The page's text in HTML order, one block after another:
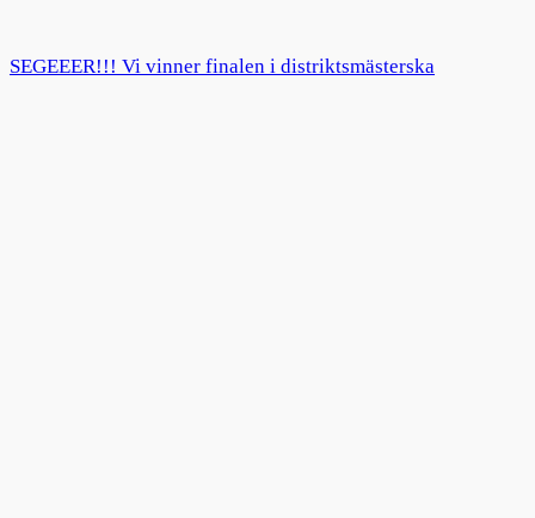
SEGEEER!!! Vi vinner finalen i distriktsmästerska